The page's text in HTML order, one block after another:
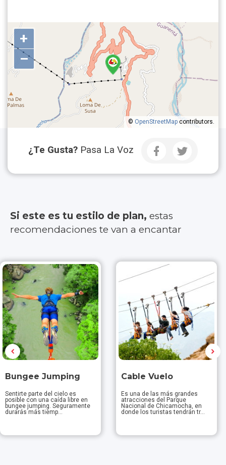
+
–
© OpenStreetMap contributors.
¿Te Gusta? Pasa La Voz
Si este es tu estilo de plan, estas
recomendaciones te van a encantar
Bungee Jumping
Sentirte parte del cielo es
posible con una caída libre en
bungee jumping. Seguramente
durarás más tiemp...
Cable Vuelo
Es una de las más grandes
atracciones del Parque
Nacional de Chicamocha, en
donde los turistas tendrán tr...